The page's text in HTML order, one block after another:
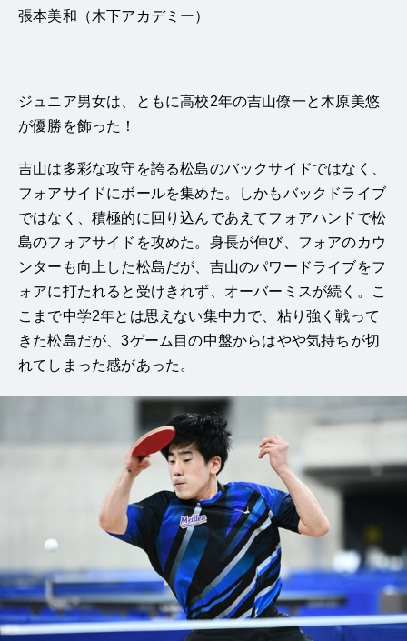
張本美和（木下アカデミー）
ジュニア男女は、ともに高校2年の吉山僚一と木原美悠
が優勝を飾った！
吉山は多彩な攻守を誇る松島のバックサイドではなく、
フォアサイドにボールを集めた。しかもバックドライブ
ではなく、積極的に回り込んであえてフォアハンドで松
島のフォアサイドを攻めた。身長が伸び、フォアのカウ
ンターも向上した松島だが、吉山のパワードライブをフ
ォアに打たれると受けきれず、オーバーミスが続く。こ
こまで中学2年とは思えない集中力で、粘り強く戦って
きた松島だが、3ゲーム目の中盤からはやや気持ちが切
れてしまった感があった。